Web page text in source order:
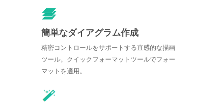
簡単なダイアグラム作成
精密コントロールをサポートする直感的な描画
ツール。クイックフォーマットツールでフォー
マットを適用。